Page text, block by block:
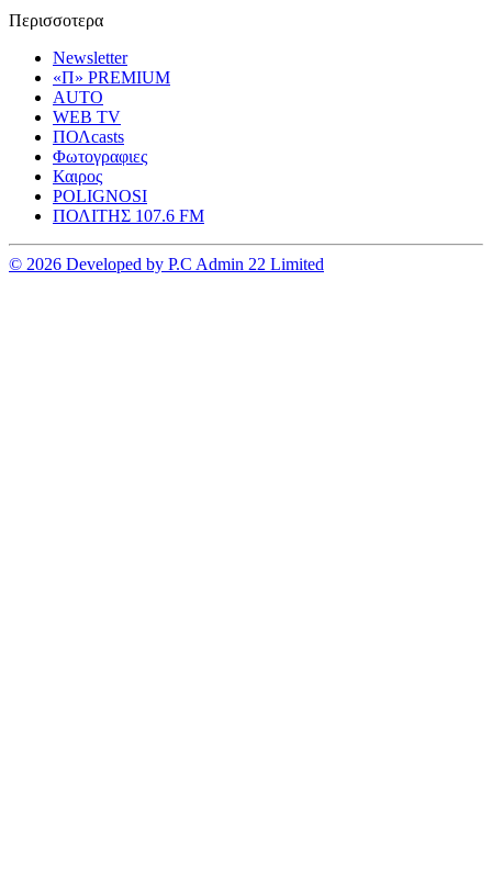
Περισσοτερα
Newsletter
«Π» PREMIUM
AUTO
WEB TV
ΠΟΛcasts
Φωτογραφιες
Καιρος
POLIGNOSI
ΠΟΛΙΤΗΣ 107.6 FM
© 2026 Developed by P.C Admin 22 Limited